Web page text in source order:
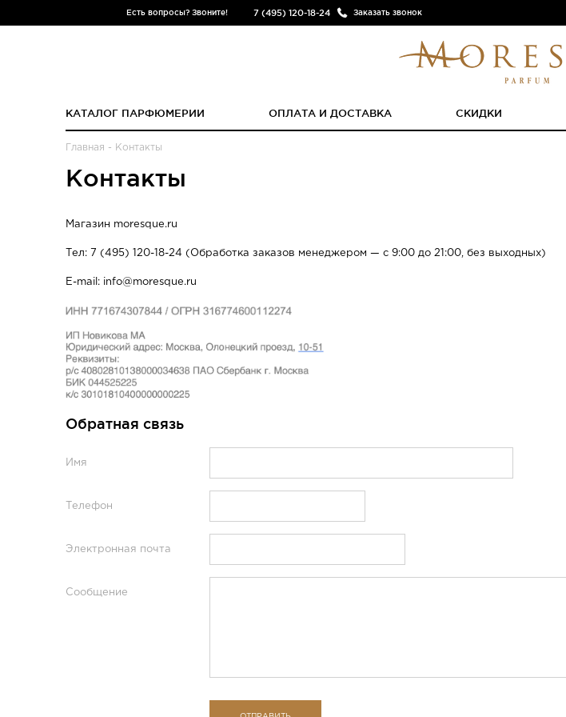
Есть вопросы? Звоните! 7 (495) 120-18-24 Заказать звонок
КАТАЛОГ ПАРФЮМЕРИИ ОПЛАТА И ДОСТАВКА СКИДКИ
Главная - Контакты
Контакты
Магазин moresque.ru
Тел: 7 (495) 120-18-24 (Обработка заказов менеджером — с 9:00 до 21:00, без выходных)
E-mail: info@moresque.ru
Обратная связь
Имя
Телефон
Электронная почта
Сообщение